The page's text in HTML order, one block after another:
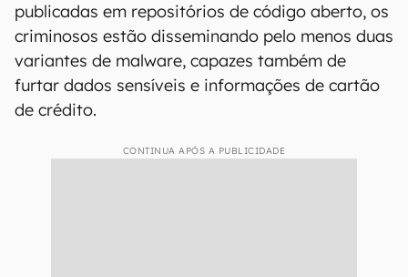
publicadas em repositórios de código aberto, os
criminosos estão disseminando pelo menos duas
variantes de malware, capazes também de
furtar dados sensíveis e informações de cartão
de crédito.
CONTINUA APÓS A PUBLICIDADE